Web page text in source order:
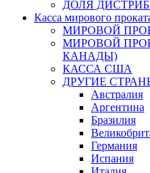
ДОЛЯ
Касса мирового
МИРОВОЙ
МИРОВОЙ
КАНАДЫ)
КАССА США
ДРУГИЕ
Австралия
Аргентина
Бразилия
Германия
Испания